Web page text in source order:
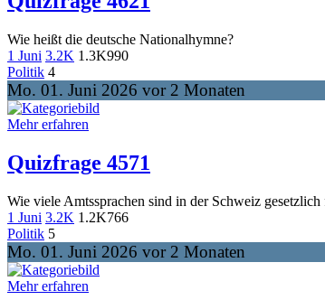
Wie heißt die deutsche Nationalhymne?
1 Juni 3.2K 1.3K990
Politik 4
Mo. 01. Juni 2026 vor 2 Monaten
Mehr erfahren
Quizfrage 4571
Wie viele Amtssprachen sind in der Schweiz gesetzlich
1 Juni 3.2K 1.2K766
Politik 5
Mo. 01. Juni 2026 vor 2 Monaten
Mehr erfahren